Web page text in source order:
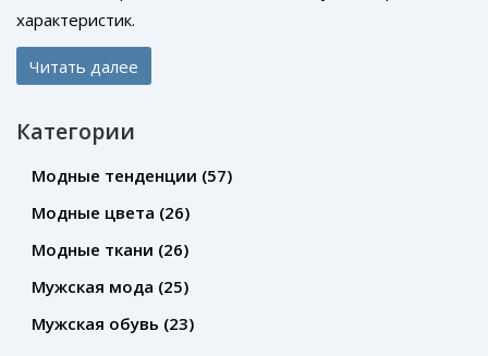
характеристик.
Читать далее
Категории
Модные тенденции (57)
Модные цвета (26)
Модные ткани (26)
Мужская мода (25)
Мужская обувь (23)